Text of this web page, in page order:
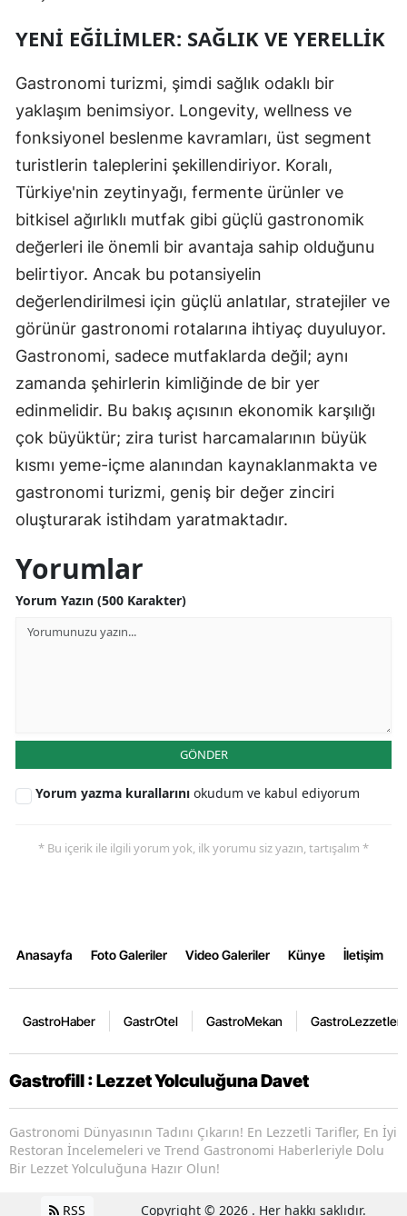
YENI EĞILIMLER: SAĞLIK VE YERELLIK
Gastronomi turizmi, şimdi sağlık odaklı bir
yaklaşım benimsiyor. Longevity, wellness ve
fonksiyonel beslenme kavramları, üst segment
turistlerin taleplerini şekillendiriyor. Koralı,
Türkiye'nin zeytinyağı, fermente ürünler ve
bitkisel ağırlıklı mutfak gibi güçlü gastronomik
değerleri ile önemli bir avantaja sahip olduğunu
belirtiyor. Ancak bu potansiyelin
değerlendirilmesi için güçlü anlatılar, stratejiler ve
görünür gastronomi rotalarına ihtiyaç duyuluyor.
Gastronomi, sadece mutfaklarda değil; aynı
zamanda şehirlerin kimliğinde de bir yer
edinmelidir. Bu bakış açısının ekonomik karşılığı
çok büyüktür; zira turist harcamalarının büyük
kısmı yeme-içme alanından kaynaklanmakta ve
gastronomi turizmi, geniş bir değer zinciri
oluşturarak istihdam yaratmaktadır.
Yorumlar
Yorum Yazın (500 Karakter)
GÖNDER
Yorum yazma kurallarını okudum ve kabul ediyorum
* Bu içerik ile ilgili yorum yok, ilk yorumu siz yazın, tartışalım *
Anasayfa Foto Galeriler Video Galeriler Künye İletişim
GastroHaber GastrOtel GastroMekan GastroLezzetler
Gastrofill : Lezzet Yolculuğuna Davet
Gastronomi Dünyasının Tadını Çıkarın! En Lezzetli Tarifler, En İyi
Restoran İncelemeleri ve Trend Gastronomi Haberleriyle Dolu
Bir Lezzet Yolculuğuna Hazır Olun!
RSS Copyright © 2026 . Her hakkı saklıdır.